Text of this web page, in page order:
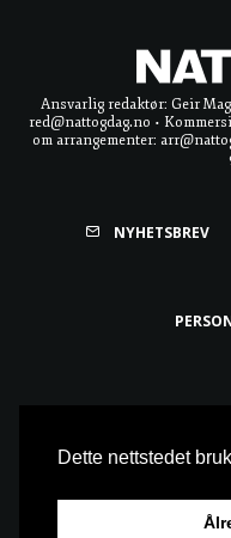
Ansvarlig redaktør: Geir
red@nattogdag.no •
om arrangementer:
NYHETSBREV
Alle rettigheter
Dette nettstedet